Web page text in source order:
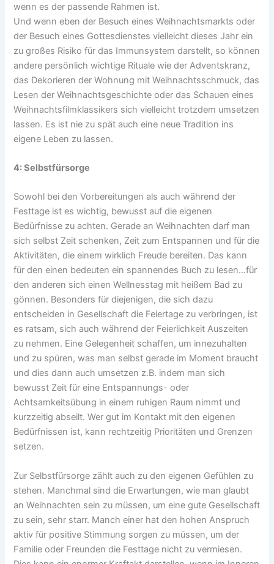
wenn es der passende Rahmen ist.
Und wenn eben der Besuch eines Weihnachtsmarkts oder
der Besuch eines Gottesdienstes vielleicht dieses Jahr ein
zu großes Risiko für das Immunsystem darstellt, so können
andere persönlich wichtige Rituale wie der Adventskranz,
das Dekorieren der Wohnung mit Weihnachtsschmuck, das
Lesen der Weihnachtsgeschichte oder das Schauen eines
Weihnachtsfilmklassikers sich vielleicht trotzdem umsetzen
lassen. Es ist nie zu spät auch eine neue Tradition ins
eigene Leben zu lassen.
4: Selbstfürsorge
Sowohl bei den Vorbereitungen als auch während der
Festtage ist es wichtig, bewusst auf die eigenen
Bedürfnisse zu achten. Gerade an Weihnachten darf man
sich selbst Zeit schenken, Zeit zum Entspannen und für die
Aktivitäten, die einem wirklich Freude bereiten. Das kann
für den einen bedeuten ein spannendes Buch zu lesen…für
den anderen sich einen Wellnesstag mit heißem Bad zu
gönnen. Besonders für diejenigen, die sich dazu
entscheiden in Gesellschaft die Feiertage zu verbringen, ist
es ratsam, sich auch während der Feierlichkeit Auszeiten
zu nehmen. Eine Gelegenheit schaffen, um innezuhalten
und zu spüren, was man selbst gerade im Moment braucht
und dies dann auch umsetzen z.B. indem man sich
bewusst Zeit für eine Entspannungs- oder
Achtsamkeitsübung in einem ruhigen Raum nimmt und
kurzzeitig abseilt. Wer gut im Kontakt mit den eigenen
Bedürfnissen ist, kann rechtzeitig Prioritäten und Grenzen
setzen.
Zur Selbstfürsorge zählt auch zu den eigenen Gefühlen zu
stehen. Manchmal sind die Erwartungen, wie man glaubt
an Weihnachten sein zu müssen, um eine gute Gesellschaft
zu sein, sehr starr. Manch einer hat den hohen Anspruch
aktiv für positive Stimmung sorgen zu müssen, um der
Familie oder Freunden die Festtage nicht zu vermiesen.